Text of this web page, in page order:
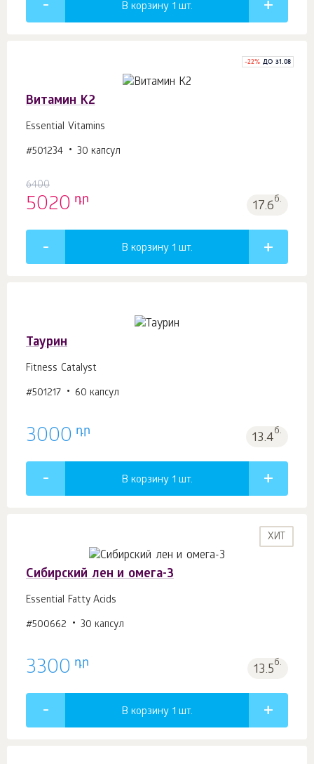
В корзину 1 шт.
-22% ДО 31.08
Витамин К2
Essential Vitamins
#501234 30 капсул
6400
5020 դր 17.6б.
В корзину 1 шт.
Таурин
Fitness Catalyst
#501217 60 капсул
3000 դր 13.4б.
В корзину 1 шт.
ХИТ
Сибирский лен и омега-3
Essential Fatty Acids
#500662 30 капсул
3300 դր 13.5б.
В корзину 1 шт.